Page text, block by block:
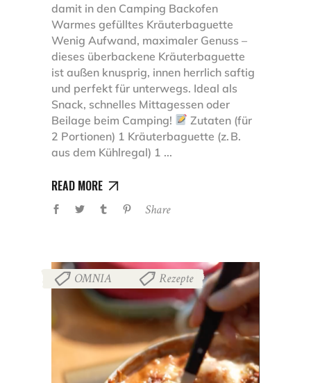
damit in den Camping Backofen
Warmes gefülltes Kräuterbaguette
Wenig Aufwand, maximaler Genuss –
dieses überbackene Kräuterbaguette
ist außen knusprig, innen herrlich saftig
und perfekt für unterwegs. Ideal als
Snack, schnelles Mittagessen oder
Beilage beim Camping!
Zutaten (für
2 Portionen) 1 Kräuterbaguette (z. B.
aus dem Kühlregal) 1
READ MORE
Share
OMNIA Rezepte